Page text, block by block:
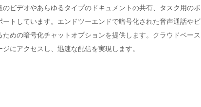
ビデオやあらゆるタイプのドキュメントの共有、タスク用のボ
トしています。エンドツーエンドで暗号化された音声通話やビ
めの暗号化チャットオプションを提供します。クラウドベース
にアクセスし、迅速な配信を実現します。